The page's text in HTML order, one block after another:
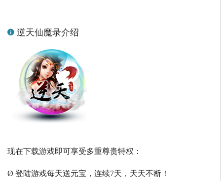
逆天仙魔录介绍
现在下载游戏即可享受多重尊贵特权：
Ø 登陆游戏每天送元宝，连续7天，天天不断！